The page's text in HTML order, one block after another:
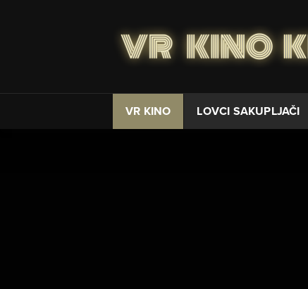
VR KINO LOVCI SAKUPLJAČI